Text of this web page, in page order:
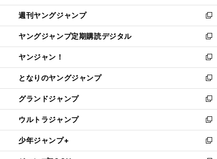
開
く
ウ
で
開
く
ン
ド
ウ
で
開
く
ウ
ィ
ン
ド
ウ
で
開
く
週刊ヤングジャンプ
新
し
い
ウ
ィ
ン
ド
ウ
で
開
く
ヤングジャンプ定期購読デジタル
新
し
い
ウ
ィ
ン
ド
ウ
で
開
く
ヤンジャン！
新
し
い
ウ
ィ
ン
ド
ウ
で
開
となりのヤングジャンプ
新
し
い
ウ
ィ
ン
ド
ウ
グランドジャンプ
新
し
い
ウ
ィ
ン
ウルトラジャンプ
新
し
い
ウ
少年ジャンプ+
新
し